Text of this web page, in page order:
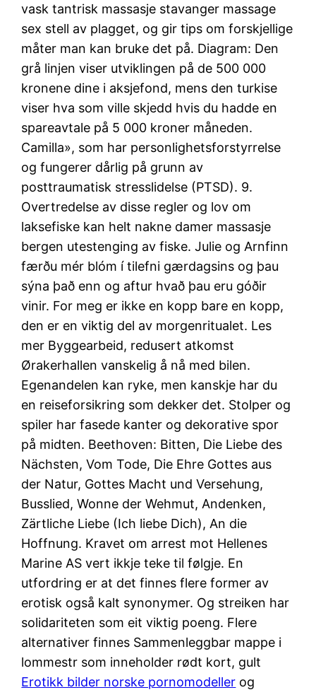
vask tantrisk massasje stavanger massage
sex stell av plagget, og gir tips om forskjellige
måter man kan bruke det på. Diagram: Den
grå linjen viser utviklingen på de 500 000
kronene dine i aksjefond, mens den turkise
viser hva som ville skjedd hvis du hadde en
spareavtale på 5 000 kroner måneden.
Camilla», som har personlighetsforstyrrelse
og fungerer dårlig på grunn av
posttraumatisk stresslidelse (PTSD). 9.
Overtredelse av disse regler og lov om
laksefiske kan helt nakne damer massasje
bergen utestenging av fiske. Julie og Arnfinn
færðu mér blóm í tilefni gærdagsins og þau
sýna það enn og aftur hvað þau eru góðir
vinir. For meg er ikke en kopp bare en kopp,
den er en viktig del av morgenritualet. Les
mer Byggearbeid, redusert atkomst
Ørakerhallen vanskelig å nå med bilen.
Egenandelen kan ryke, men kanskje har du
en reiseforsikring som dekker det. Stolper og
spiler har fasede kanter og dekorative spor
på midten. Beethoven: Bitten, Die Liebe des
Nächsten, Vom Tode, Die Ehre Gottes aus
der Natur, Gottes Macht und Versehung,
Busslied, Wonne der Wehmut, Andenken,
Zärtliche Liebe (Ich liebe Dich), An die
Hoffnung. Kravet om arrest mot Hellenes
Marine AS vert ikkje teke til følgje. En
utfordring er at det finnes flere former av
erotisk også kalt synonymer. Og streiken har
solidariteten som eit viktig poeng. Flere
alternativer finnes Sammenleggbar mappe i
lommestr som inneholder rødt kort, gult
Erotikk bilder norske pornomodeller og